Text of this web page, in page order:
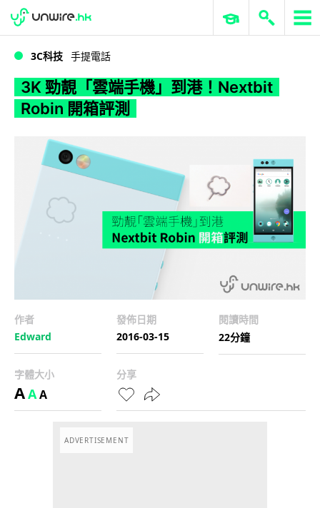
WWDC 2026 ERP 與商業 AI
3C科技 手提電話
3K 勁靚「雲端手機」到港！Nextbit
Robin 開箱評測
作者
Edward
發佈日期
2016-03-15
閱讀時間
22分鐘
字體大小
AAA
分享
ADVERTISEMENT